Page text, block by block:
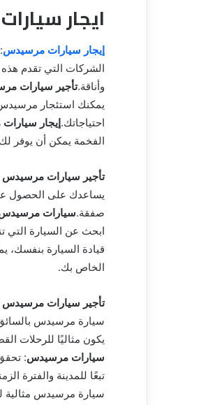
ايجار
إيجار سيارات مرسيدس
الشركات التي تقدم
وأناقة.تأجير سيارات
يمكنك استئجار
احتياجاتك.إيجار
الفخمة يمكن أن يوفر
تأجير سيارات مرسيدس
يساعدك على الحصول
صفقة.سيارات مرسيدس
ابحث عن السيارة التي
قيادة السيارة
الخاص بك.
تأجير سيارات مرسيدس
سيارة مرسيدس بالسائق
يكون مثاليًا للرحلات
سيارات مرسيدس:
تبعًا للمدينة والفترة
سيارة مرسيدس مثالية